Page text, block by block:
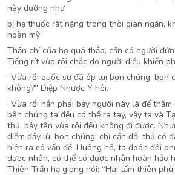
này dường như
bị hạ thuốc rất nặng trong thời gian ngắn,
hoàn mỹ.
Thần chí của họ quá thấp, cần có người
Tiếng rít vừa rồi chắc do người điều khiển
“Vừa rồi quốc sư đã ép lui bọn chúng, bọn
không?” Diệp Nhược Y hỏi.
“Vừa rồi hắn phái bảy người này là để
bên chúng ta đều có thể ra tay, vậy ta và
thủ, bảy tên vừa rồi đều không đi được.
điểm đẩy lùi bọn chúng, chỉ cần đối thủ có
hiện ra có vấn đề. Huống hồ, ta đoán đối
dược nhân, có thể có dược nhân hoàn hảo
Thiên Trần hạ giọng nói: “Hai tấm thiên